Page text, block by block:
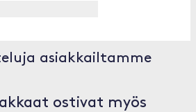
asiakkailtamme
ostivat myös